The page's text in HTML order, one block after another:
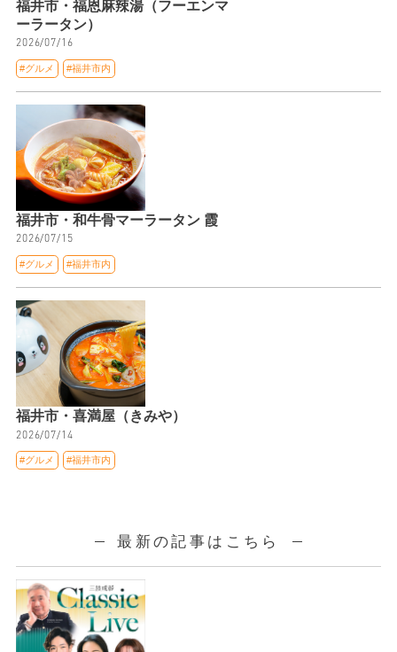
福井市・福恩麻辣湯（フーエンマ
ーラータン）
2026/07/16
#グルメ #福井市内
福井市・和牛骨マーラータン 霞
2026/07/15
#グルメ #福井市内
福井市・喜満屋（きみや）
2026/07/14
#グルメ #福井市内
最新の記事はこちら